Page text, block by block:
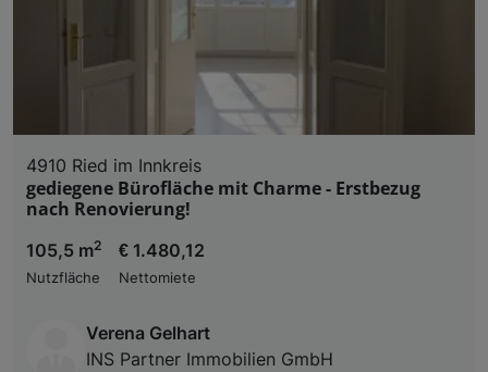
4910 Ried im Innkreis
gediegene Bürofläche mit Charme - Erstbezug
nach Renovierung!
105,5 m2
Nutzfläche
€ 1.480,12
Nettomiete
Verena Gelhart
INS Partner Immobilien GmbH